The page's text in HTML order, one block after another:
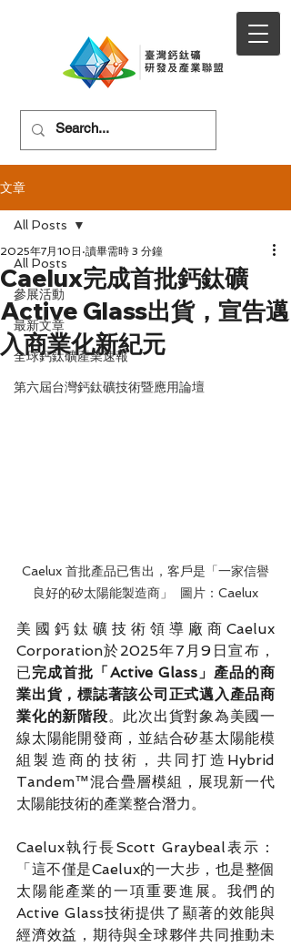
文章
All Posts
參展活動
最新文章
全球鈣鈦礦產業速報
第六屆台灣鈣鈦礦技術暨應用論壇
All Posts
Caelux完成首批鈣鈦礦
Active Glass出貨，宣告邁
入商業化新紀元
2025年7月10日 讀畢需時 3 分鐘
Caelux 首批產品已售出，客戶是「一家信譽
良好的矽太陽能製造商」  圖片：Caelux
美國鈣鈦礦技術領導廠商Caelux
Corporation於2025年7月9日宣布，
已完成首批「Active Glass」產品的商
業出貨，標誌著該公司正式邁入產品商
業化的新階段。此次出貨對象為美國一
線太陽能開發商，並結合矽基太陽能模
組製造商的技術，共同打造Hybrid
Tandem™混合疊層模組，展現新一代
太陽能技術的產業整合潛力。
Caelux執行長Scott Graybeal表示：
「這不僅是Caelux的一大步，也是整個
太陽能產業的一項重要進展。我們的
Active Glass技術提供了顯著的效能與
經濟效益，期待與全球夥伴共同推動未